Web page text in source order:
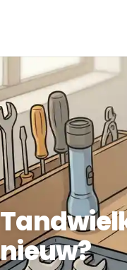
nieuw?